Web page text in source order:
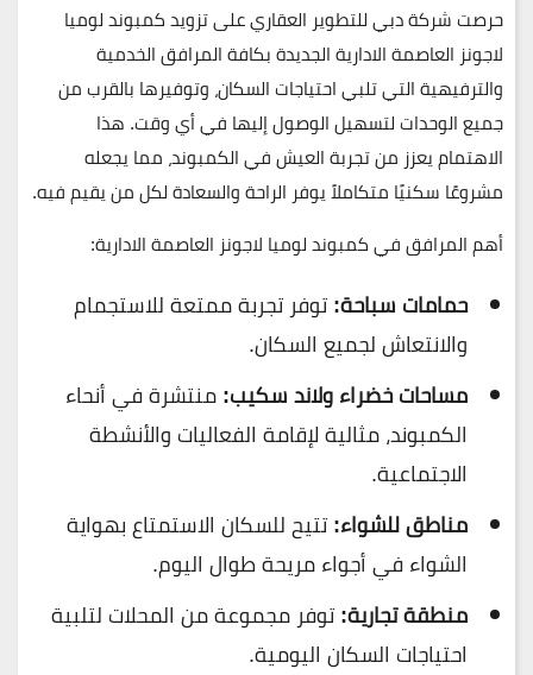
حرصت شركةدبي للتطوير العقاريعلى تزويدكمبوند لوميا
لاجونز العاصمة الادارية الجديدةبكافة المرافق الخدمية
والترفيهية التي تلبي احتياجات السكان، وتوفيرها بالقرب من
جميع الوحدات لتسهيل الوصول إليها في أي وقت. هذا
الاهتمام يعزز من تجربة العيش في الكمبوند، مما يجعله
مشروعًا سكنيًا متكاملاً يوفر الراحة والسعادة لكل من يقيم فيه.
أهم المرافق في كمبوند لوميا لاجونز العاصمة الادارية:
حمامات سباحة:توفر تجربة ممتعة للاستجمام
والانتعاش لجميع السكان.
مساحات خضراء ولاند سكيب:منتشرة في أنحاء
الكمبوند، مثالية لإقامة الفعاليات والأنشطة
الاجتماعية.
مناطق للشواء:تتيح للسكان الاستمتاع بهواية
الشواء في أجواء مريحة طوال اليوم.
منطقة تجارية:توفر مجموعة من المحلات لتلبية
احتياجات السكان اليومية.